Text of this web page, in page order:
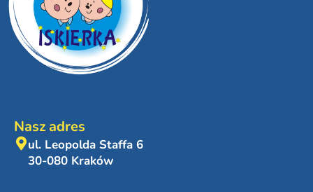
Nasz adres
ul. Leopolda Staffa 6
30-080 Kraków